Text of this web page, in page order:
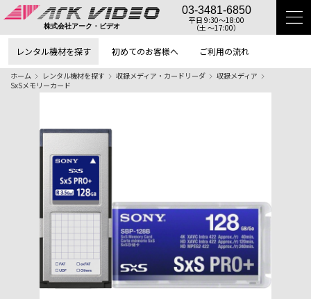
株式会社アーク・ビデオ
03-3481-6850
平日 9:30〜18:00
（土 〜17:00）
レンタル機材を探す 初めてのお客様へ ご利用の流れ
ホーム レンタル機材を探す 収録メディア・カードリーダ
収録メディア
SxSメモリーカード